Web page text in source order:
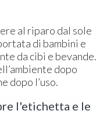
al riparo dal sole
di bambini e
da cibi e bevande.
dopo
dopo l’uso.
l'etichetta e le